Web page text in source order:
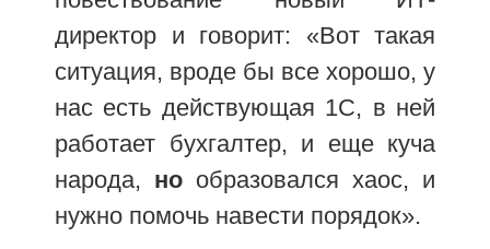
директор и говорит: «Вот такая
ситуация, вроде бы все хорошо, у
нас есть действующая 1С, в ней
работает бухгалтер, и еще куча
народа, но образовался хаос, и
нужно помочь навести порядок».